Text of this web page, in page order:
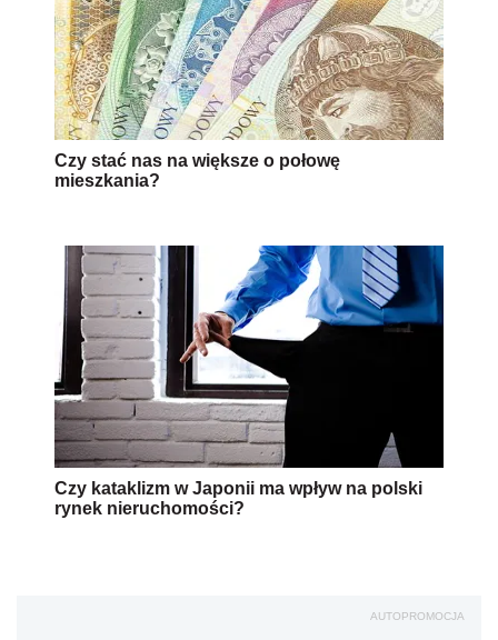
Czy stać nas na większe o połowę
mieszkania?
Czy kataklizm w Japonii ma wpływ na polski
rynek nieruchomości?
AUTOPROMOCJA